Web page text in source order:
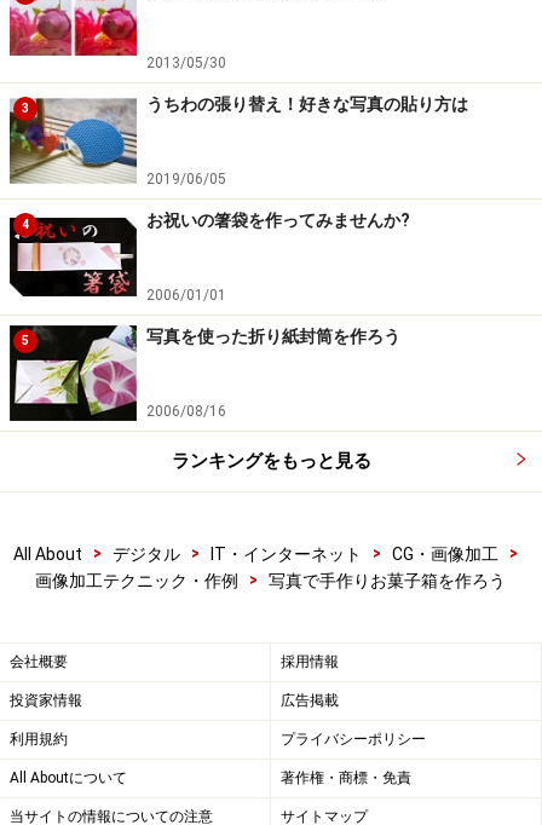
2013/05/30
3 うちわの張り替え！好きな写真の貼り方は
2019/06/05
4 お祝いの箸袋を作ってみませんか?
2006/01/01
5 写真を使った折り紙封筒を作ろう
2006/08/16
ランキングをもっと見る
All About > デジタル > IT・インターネット > CG・画像加工
>
画像加工テクニック・作例
> 写真で手作りお菓子箱を作ろう
会社概要 採用情報
投資家情報 広告掲載
利用規約 プライバシーポリシー
All Aboutについて 著作権・商標・免責
当サイトの情報についての注意 サイトマップ